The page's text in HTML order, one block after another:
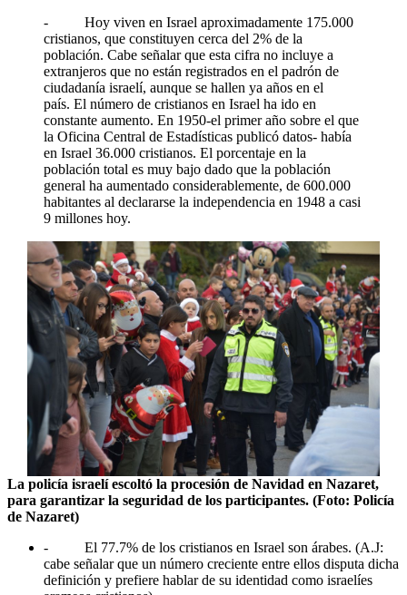
- Hoy viven en Israel aproximadamente 175.000
cristianos, que constituyen cerca del 2% de la
población. Cabe señalar que esta cifra no incluye a
extranjeros que no están registrados en el padrón de
ciudadanía israelí, aunque se hallen ya años en el
país. El número de cristianos en Israel ha ido en
constante aumento. En 1950-el primer año sobre el que
la Oficina Central de Estadísticas publicó datos- había
en Israel 36.000 cristianos. El porcentaje en la
población total es muy bajo dado que la población
general ha aumentado considerablemente, de 600.000
habitantes al declararse la independencia en 1948 a casi
9 millones hoy.
La policía israelí escoltó la procesión de Navidad en Nazaret,
para garantizar la seguridad de los participantes. (Foto: Policía
de Nazaret)
- El 77.7% de los cristianos en Israel son árabes. (A.J:
cabe señalar que un número creciente entre ellos disputa dicha
definición y prefiere hablar de su identidad como israelíes